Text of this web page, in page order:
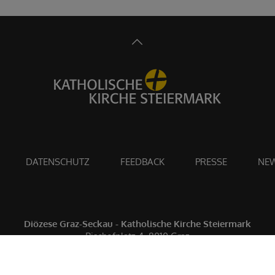
DATENSCHUTZ FEEDBACK PRESSE
Diözese Graz-Seckau - Katholische Kirche Steiermark
Bischofplatz 4, 8010 Graz